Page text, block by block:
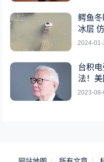
鳄鱼
冰层
2024-01-
台积
法！
2023-08-